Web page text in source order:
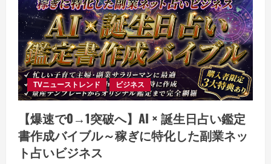
TVニューストレンド ビジネス
【爆速で0→1突破へ】AI × 誕生日占い鑑定
書作成バイブル～稼ぎに特化した副業ネッ
ト占いビジネス